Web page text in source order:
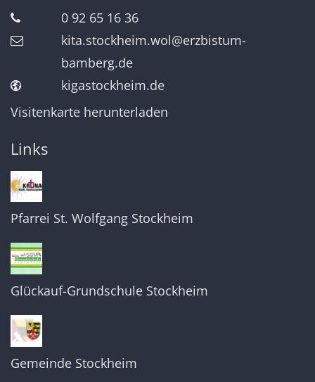
0 92 65 16 36
kita.stockheim.wol@erzbistum-
bamberg.de
kigastockheim.de
Visitenkarte herunterladen
Links
Pfarrei St. Wolfgang Stockheim
Glückauf-Grundschule Stockheim
Gemeinde Stockheim